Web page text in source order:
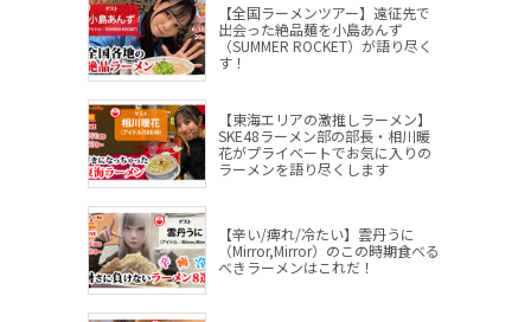
【全国ラーメンツアー】遠征先で
出会った絶品麺を小島あんず
（SUMMER ROCKET）が語り尽く
す！
【東海エリアの激推しラーメン】
SKE48ラーメン部の部長・相川暖
花がプライベートでお気に入りの
ラーメンを語り尽くします
【辛い/痺れ/冷たい】雲丹うに
（Mirror,Mirror）のこの時期食べる
べきラーメンはこれだ！